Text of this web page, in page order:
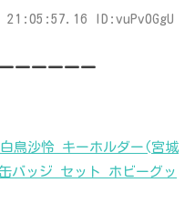
ID:vuPv0GgU
ーーーーー
白鳥沙怜 キーホルダー(宮城
バッジ セット ホビーグッ